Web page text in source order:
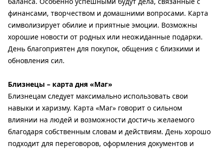
финансами, творчеством и домашними вопросами. Карта
символизирует обилие и приятные эмоции. Возможны
хорошие новости от родных или неожиданные подарки.
День благоприятен для покупок, общения с близкими и
обновления сил.
Близнецы – карта дня «Маг»
Близнецам следует максимально использовать свои
навыки и харизму. Карта «Маг» говорит о сильном
влиянии на людей и возможности достичь желаемого
благодаря собственным словам и действиям. День хорошо
подходит для переговоров, оформления документов и